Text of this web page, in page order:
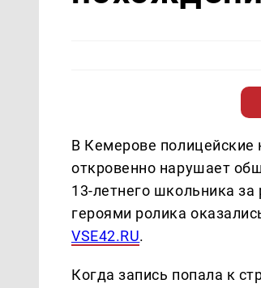
В Кемерове полицейские
откровенно нарушает
13-летнего школьника
героями ролика
VSE42.RU.
Когда запись попала к